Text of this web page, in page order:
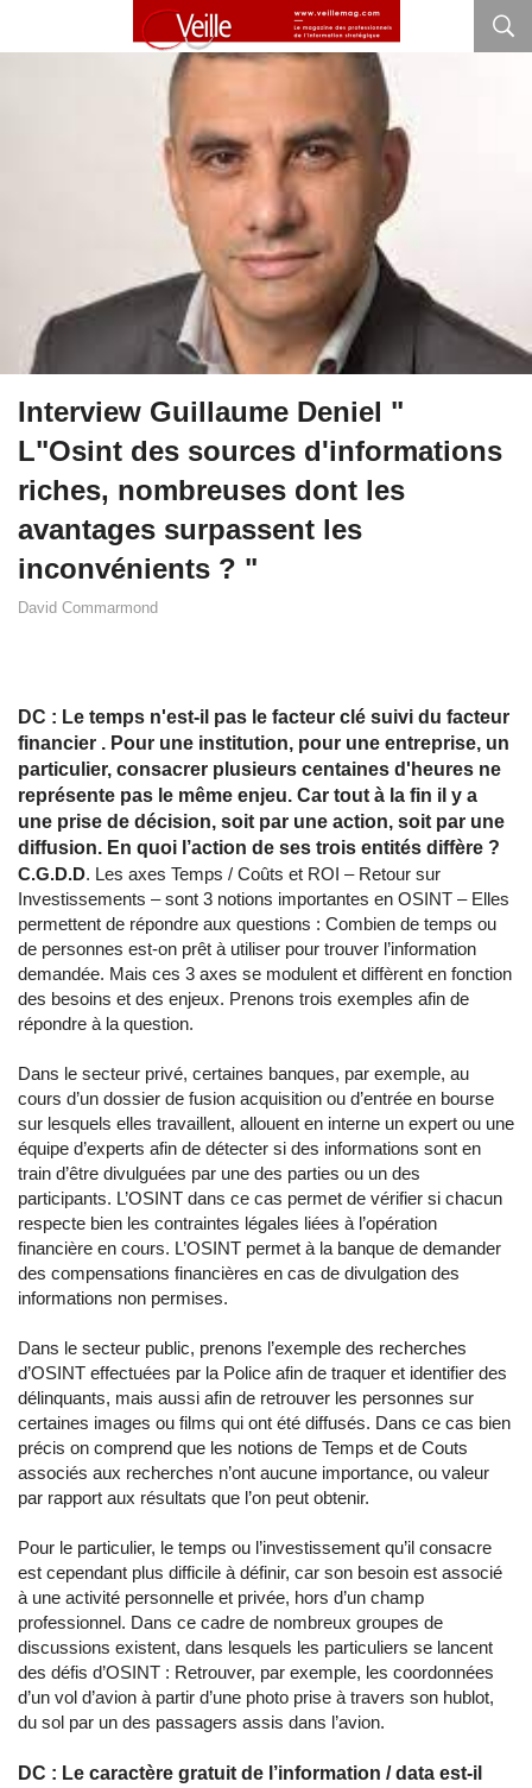
Interview Guillaume Deniel "
L"Osint des sources d'informations
riches, nombreuses dont les
avantages surpassent les
inconvénients ? "
David Commarmond
DC : Le temps n'est-il pas le facteur clé suivi du facteur
financier . Pour une institution, pour une entreprise, un
particulier, consacrer plusieurs centaines d'heures ne
représente pas le même enjeu. Car tout à la fin il y a
une prise de décision, soit par une action, soit par une
diffusion. En quoi l’action de ses trois entités diffère ?
C.G.D.D. Les axes Temps / Coûts et ROI – Retour sur
Investissements – sont 3 notions importantes en OSINT – Elles
permettent de répondre aux questions : Combien de temps ou
de personnes est-on prêt à utiliser pour trouver l’information
demandée. Mais ces 3 axes se modulent et diffèrent en fonction
des besoins et des enjeux. Prenons trois exemples afin de
répondre à la question.
Dans le secteur privé, certaines banques, par exemple, au
cours d’un dossier de fusion acquisition ou d’entrée en bourse
sur lesquels elles travaillent, allouent en interne un expert ou une
équipe d’experts afin de détecter si des informations sont en
train d’être divulguées par une des parties ou un des
participants. L’OSINT dans ce cas permet de vérifier si chacun
respecte bien les contraintes légales liées à l’opération
financière en cours. L’OSINT permet à la banque de demander
des compensations financières en cas de divulgation des
informations non permises.
Dans le secteur public, prenons l’exemple des recherches
d’OSINT effectuées par la Police afin de traquer et identifier des
délinquants, mais aussi afin de retrouver les personnes sur
certaines images ou films qui ont été diffusés. Dans ce cas bien
précis on comprend que les notions de Temps et de Couts
associés aux recherches n’ont aucune importance, ou valeur
par rapport aux résultats que l’on peut obtenir.
Pour le particulier, le temps ou l’investissement qu’il consacre
est cependant plus difficile à définir, car son besoin est associé
à une activité personnelle et privée, hors d’un champ
professionnel. Dans ce cadre de nombreux groupes de
discussions existent, dans lesquels les particuliers se lancent
des défis d’OSINT : Retrouver, par exemple, les coordonnées
d’un vol d’avion à partir d’une photo prise à travers son hublot,
du sol par un des passagers assis dans l’avion.
DC : Le caractère gratuit de l’information / data est-il